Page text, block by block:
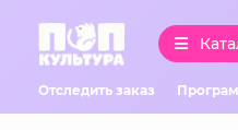
Отследить заказ